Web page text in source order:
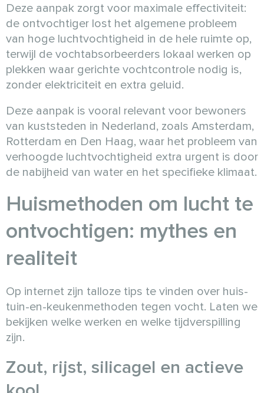
Deze aanpak zorgt voor maximale effectiviteit:
de ontvochtiger lost het algemene probleem
van hoge luchtvochtigheid in de hele ruimte op,
terwijl de vochtabsorbeerders lokaal werken op
plekken waar gerichte vochtcontrole nodig is,
zonder elektriciteit en extra geluid.
Deze aanpak is vooral relevant voor bewoners
van kuststeden in Nederland, zoals Amsterdam,
Rotterdam en Den Haag, waar het probleem van
verhoogde luchtvochtigheid extra urgent is door
de nabijheid van water en het specifieke klimaat.
Huismethoden om lucht te
ontvochtigen: mythes en
realiteit
Op internet zijn talloze tips te vinden over huis-
tuin-en-keukenmethoden tegen vocht. Laten we
bekijken welke werken en welke tijdverspilling
zijn.
Zout, rijst, silicagel en actieve